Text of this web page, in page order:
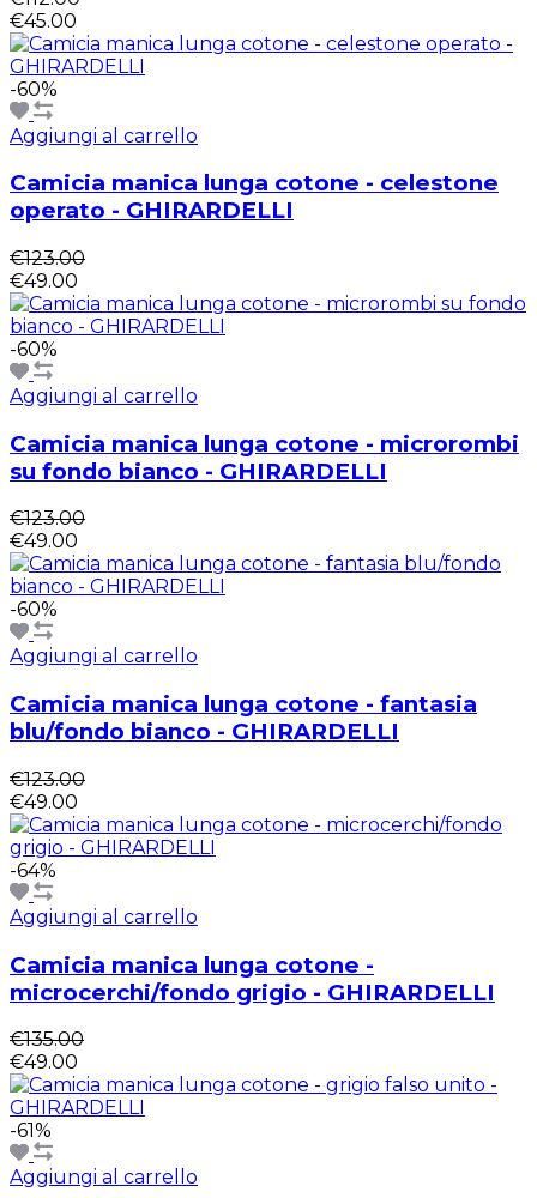
€45.00
-60%
Aggiungi al carrello
Camicia manica lunga cotone - celestone
operato - GHIRARDELLI
€123.00
€49.00
-60%
Aggiungi al carrello
Camicia manica lunga cotone - microrombi
su fondo bianco - GHIRARDELLI
€123.00
€49.00
-60%
Aggiungi al carrello
Camicia manica lunga cotone - fantasia
blu/fondo bianco - GHIRARDELLI
€123.00
€49.00
-64%
Aggiungi al carrello
Camicia manica lunga cotone -
microcerchi/fondo grigio - GHIRARDELLI
€135.00
€49.00
-61%
Aggiungi al carrello